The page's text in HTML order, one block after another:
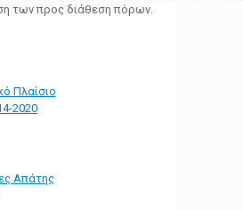
των προς διάθεση πόρων.
Πλαίσιο
2020
Απάτης